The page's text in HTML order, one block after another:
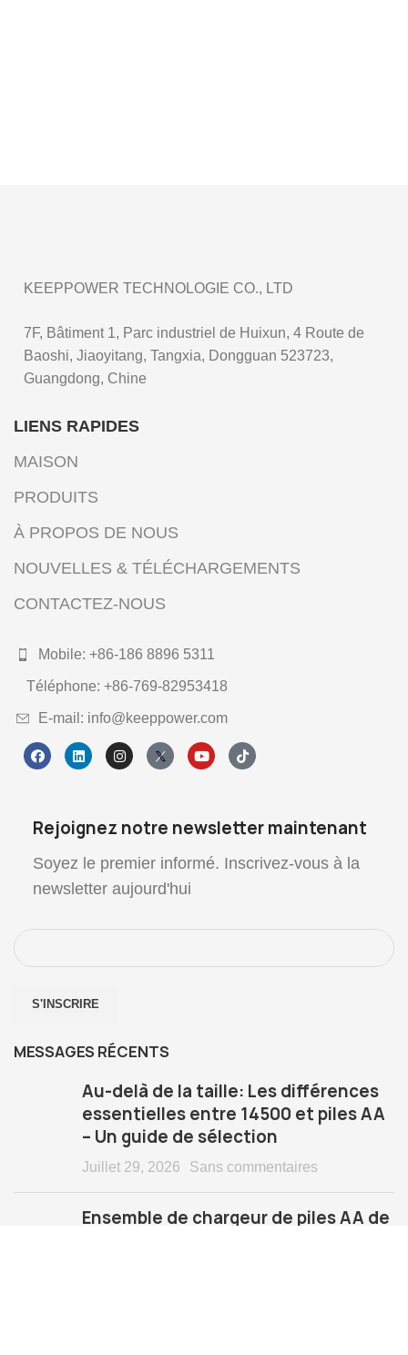
KEEPPOWER TECHNOLOGIE CO., LTD
7F, Bâtiment 1, Parc industriel de Huixun, 4 Route de
Baoshi, Jiaoyitang, Tangxia, Dongguan 523723,
Guangdong, Chine
LIENS RAPIDES
MAISON
PRODUITS
À PROPOS DE NOUS
NOUVELLES & TÉLÉCHARGEMENTS
CONTACTEZ-NOUS
Mobile: +86-186 8896 5311
Téléphone: +86-769-82953418
E-mail: info@keeppower.com
Rejoignez notre newsletter maintenant
Soyez le premier informé. Inscrivez-vous à la
newsletter aujourd'hui
MESSAGES RÉCENTS
Au-delà de la taille: Les différences
essentielles entre 14500 et piles AA
– Un guide de sélection
Juillet 29, 2026 Sans commentaires
Ensemble de chargeur de piles AA de